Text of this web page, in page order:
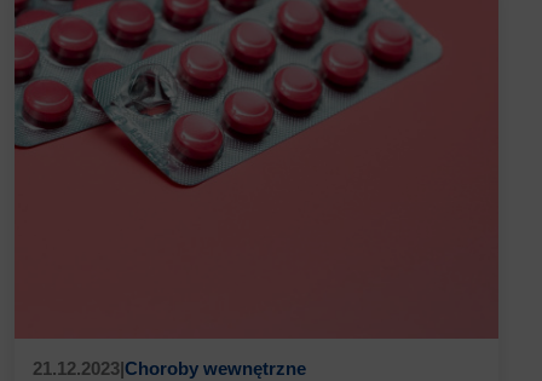
21.12.2023|Choroby wewnętrzne